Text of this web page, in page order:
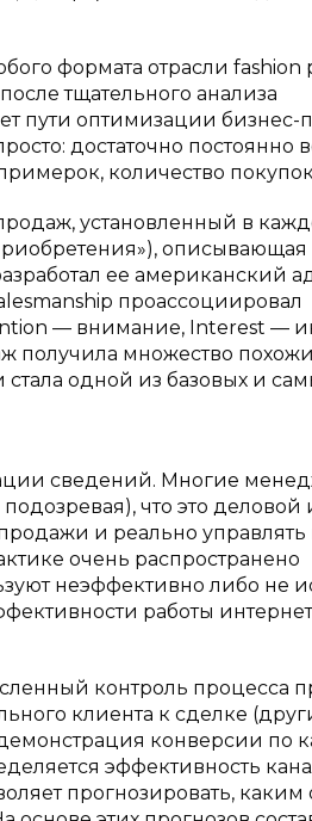
формата отрасли fashion
тщательного анализа
пути оптимизации бизнес-
достаточно постоянно
количество
установленный в
описывающая
ее американский
проассоциировал
— внимание, Interest —
получила множество
одной из базовых и
сведений. Многие
что это деловой
и реально управлять
очень распространено
неэффективно либо не
работы
контроль процесса
клиента к сделке
конверсии по
эффективность
прогнозировать, каким